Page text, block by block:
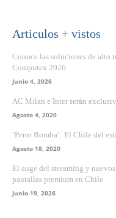
Articulos + vistos
Conoce las soluciones de alto
Computex 2026
Junio 4, 2026
AC Milan e Inter serán
Agosto 4, 2020
‘Perro Bomba’: El Chile del
Agosto 18, 2020
El auge del streaming y
pantallas premium en Chile
Junio 19, 2026